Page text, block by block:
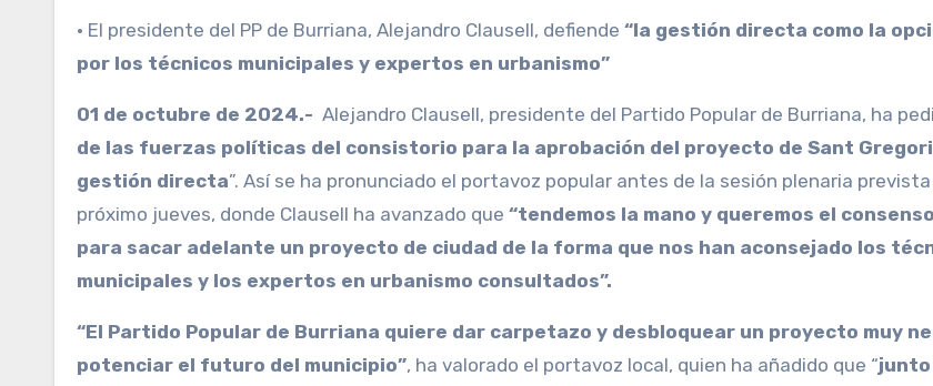
· El presidente del PP de Burriana, Alejandro Clausell, defiende “la gestión directa como la opción avalada
por los técnicos municipales y expertos en urbanismo”
01 de octubre de 2024.- Alejandro Clausell, presidente del Partido Popular de Burriana, ha
de las fuerzas políticas del consistorio para la aprobación del proyecto de Sant
gestión directa”. Así se ha pronunciado el portavoz popular antes de la sesión plenaria
próximo jueves, donde Clausell ha avanzado que “tendemos la mano y queremos el
para sacar adelante un proyecto de ciudad de la forma que nos han aconsejado los
municipales y los expertos en urbanismo consultados”.
“El Partido Popular de Burriana quiere dar carpetazo y desbloquear un proyecto muy
potenciar el futuro del municipio”, ha valorado el portavoz local, quien ha añadido que “